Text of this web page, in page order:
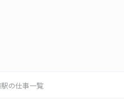
の仕事一覧